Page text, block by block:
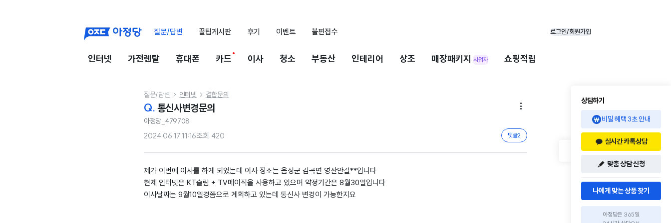
질문/답변 꿀팁게시판 후기 이벤트 불편접수 로그인/회원가입
인터넷 가전렌탈 휴대폰 카드 이사 청소 부동산 인테리어 상조 매장패키지 사업자 쇼핑적립
질문/답변  인터넷  결합문의
Q. 통신사변경문의 
아정당_479708
2024.06.17 11:16조회 420 댓글2
제가 이번에 이사를 하게 되었는데 이사 장소는 음성군 감곡면 영산안길**입니다
현제 인터넷은 KT슬림 + TV메이직을 사용하고 있으며 약정기간은 8월30일입니다
이사날짜는 9월10일경쯤으로 계획하고 있는데 통신사 변경이 가능한지요
상담하기
비밀 혜택 3초 안내
실시간 카톡상담
맞춤 상담 신청
나에게 맞는 상품 찾기
아정당은 365일